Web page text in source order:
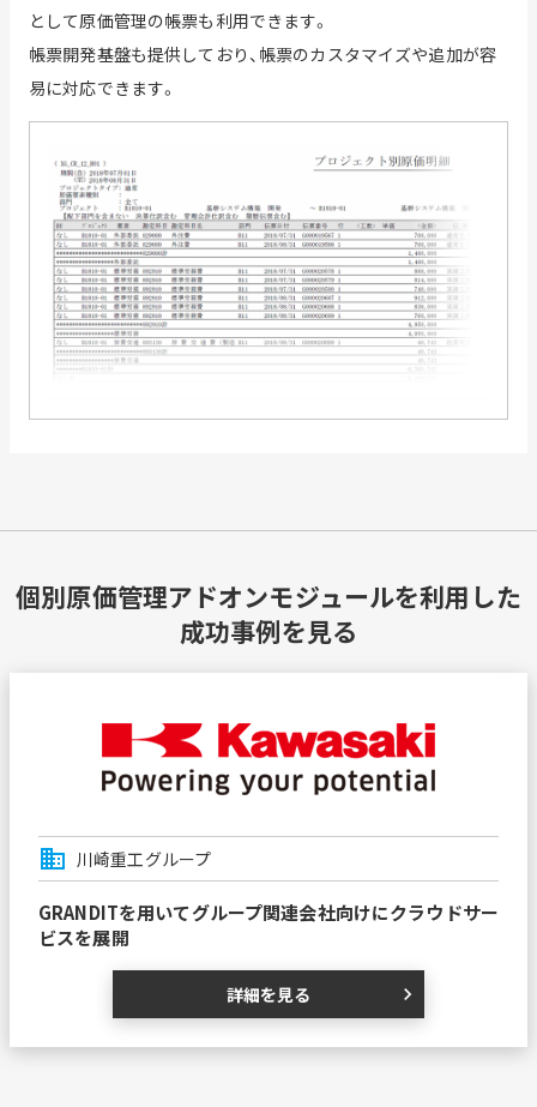
として原価管理の帳票も利用できます。
帳票開発基盤も提供しており、帳票のカスタマイズや追加が容
易に対応できます。
個別原価管理アドオンモジュールを利用した
成功事例を見る
business 川崎重工グループ
GRANDITを用いてグループ関連会社向けにクラウドサー
ビスを展開
詳細を見る chevron_right